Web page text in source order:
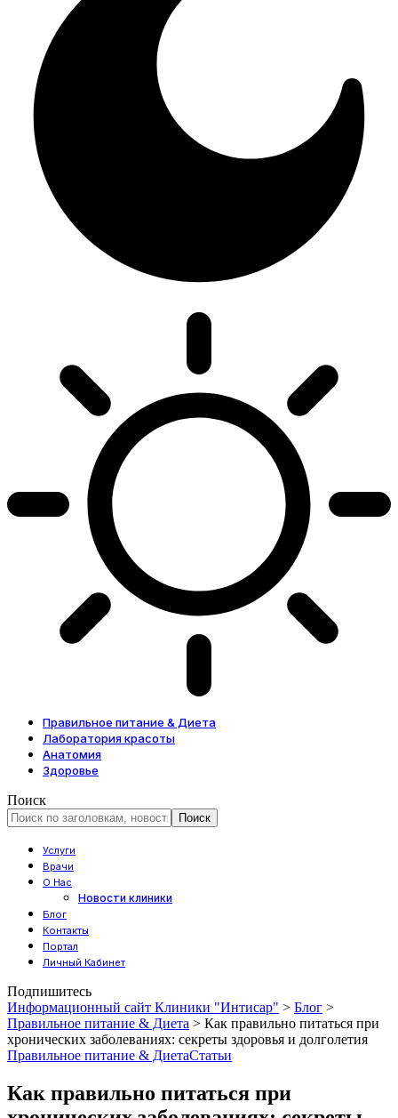
Правильное питание & Диета
Лаборатория красоты
Анатомия
Здоровье
Поиск
Услуги
Врачи
О Нас
Новости клиники
Блог
Контакты
Портал
Личный Кабинет
Подпишитесь
Информационный сайт Клиники "Интисар" > Блог >
Правильное питание & Диета > Как правильно питаться при
хронических заболеваниях: секреты здоровья и долголетия
Правильное питание & ДиетаСтатьи
Как правильно питаться при